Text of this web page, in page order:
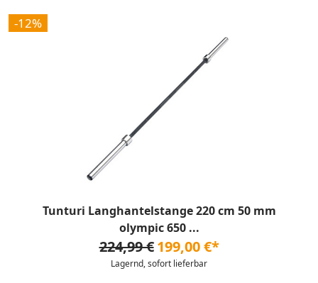
-12%
Tunturi Langhantelstange 220 cm 50 mm
olympic 650 ...
224,99 € 199,00 €*
Lagernd, sofort lieferbar